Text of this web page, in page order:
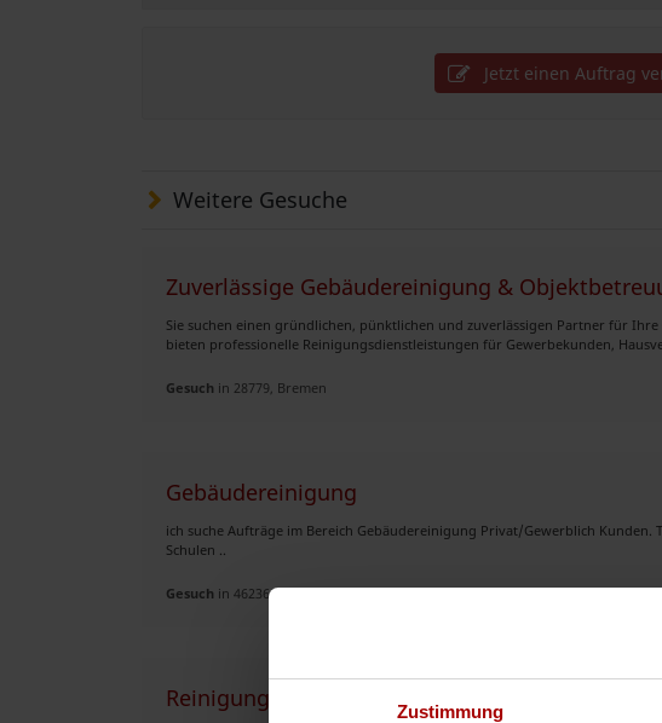
Zustimmung
Jetzt einen Auftrag
Weitere Gesuche
Zuverlässige Gebäudereinigung &
Sie suchen einen gründlichen, pünktlichen und zuverlässigen Partner für
bieten professionelle Reinigungsdienstleistungen für Gewerbekunden,
Gesuch in 28779, Bremen
Gebäudereinigung
ich suche Aufträge im Bereich Gebäudereinigung Privat/Gewerblich
Schulen ..
Gesuch in 46236, Bottrop
Reinigungdienst, Entrümpelung und Abbruch